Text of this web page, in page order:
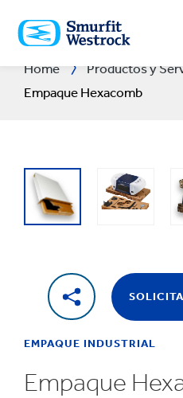
AL
CONTENIDO
PRINCIPAL
Home Productos y
Empaque Hexacomb
EMPAQUE INDUSTRIAL
Empaque